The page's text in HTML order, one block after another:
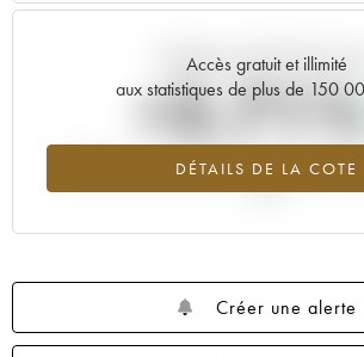
Accès gratuit et illimité
aux statistiques de plus de 150
DÉTAILS DE LA COTE
Tendance actuelle de la cote
Tendance à la hausse du millésime 1992 en
Créer une alerte